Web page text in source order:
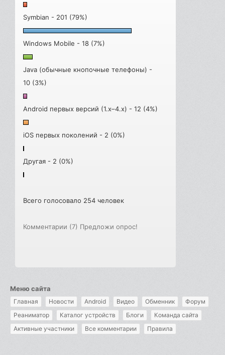
Symbian - 201 (79%)
Windows Mobile - 18 (7%)
Java (обычные кнопочные телефоны) -
10 (3%)
Android первых версий (1.x–4.x) - 12 (4%)
iOS первых поколений - 2 (0%)
Другая - 2 (0%)
Всего голосовало 254 человек
Комментарии (7) Предложи опрос!
Меню сайта
Главная Новости Android Видео Обменник
Форум
Реаниматор
Каталог устройств Блоги
Команда сайта
Активные участники
Все комментарии Правила